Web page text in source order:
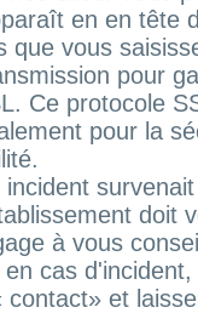
en en tête
que vous
pour
Ce protocole
pour la
incident
doit
à vous
cas
contact» et